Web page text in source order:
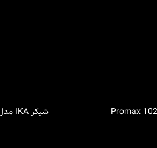
اطلاعات بیشتر
شیکر IKA مدل ROCKER 2D basic